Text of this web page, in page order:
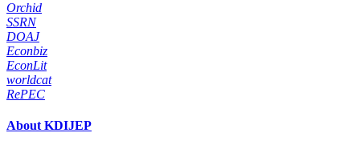
Orchid
SSRN
DOAJ
Econbiz
EconLit
worldcat
RePEC
About KDIJEP